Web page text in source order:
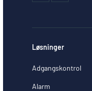
Løsninger
Adgangskontrol
Alarm